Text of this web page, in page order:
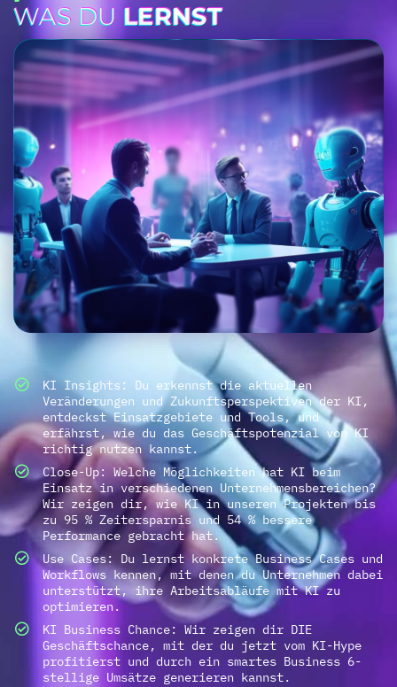
WAS DU LERNST
KI Insights: Du erkennst die aktuellen
Veränderungen und Zukunftsperspektiven der KI,
entdeckst Einsatzgebiete und Tools, und
erfährst, wie du das Geschäftspotenzial von KI
richtig nutzen kannst.
Close-Up: Welche Möglichkeiten hat KI beim
Einsatz in verschiedenen Unternehmensbereichen?
Wir zeigen dir, wie KI in unseren Projekten bis
zu 95 % Zeitersparnis und 54 % bessere
Performance gebracht hat.
Use Cases: Du lernst konkrete Business Cases und
Workflows kennen, mit denen du Unternehmen dabei
unterstützt, ihre Arbeitsabläufe mit KI zu
optimieren.
KI Business Chance: Wir zeigen dir DIE
Geschäftschance, mit der du jetzt vom KI-Hype
profitierst und durch ein smartes Business 6-
stellige Umsätze generieren kannst.